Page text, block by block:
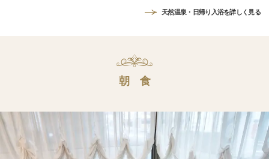
天然温泉・日帰り入浴を詳しく見る
朝 食